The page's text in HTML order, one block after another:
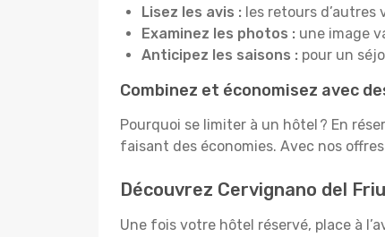
Lisez les avis : les retours d’autres
Examinez les photos : une image
Anticipez les saisons : pour un
Combinez et économisez avec
Pourquoi se limiter à un hôtel ? En
faisant des économies. Avec nos
Découvrez Cervignano del
Une fois votre hôtel réservé, place à